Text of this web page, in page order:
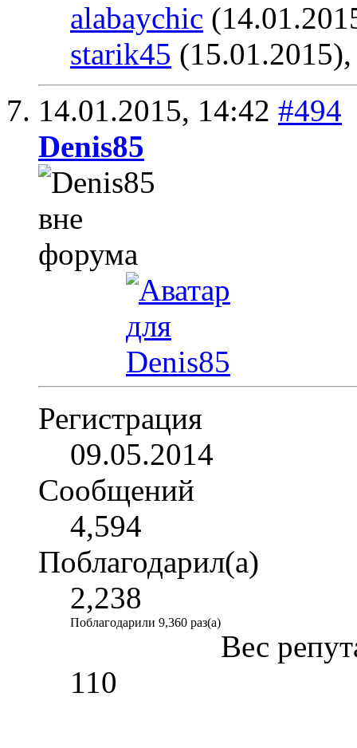
alabaychic
starik45
14.01.2015, 14:42 #494
Denis85
Регистрация
09.05.2014
Сообщений
4,594
Поблагодарил(а)
2,238
Поблагодарили 9,360 раз(а)
Вес
110